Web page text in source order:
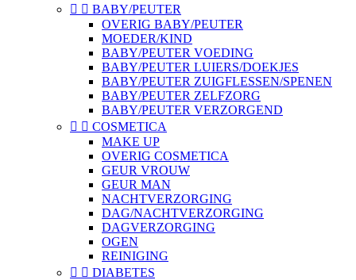
  BABY/PEUTER
OVERIG BABY/PEUTER
MOEDER/KIND
BABY/PEUTER VOEDING
BABY/PEUTER LUIERS/DOEKJES
BABY/PEUTER ZUIGFLESSEN/SPENEN
BABY/PEUTER ZELFZORG
BABY/PEUTER VERZORGEND
  COSMETICA
MAKE UP
OVERIG COSMETICA
GEUR VROUW
GEUR MAN
NACHTVERZORGING
DAG/NACHTVERZORGING
DAGVERZORGING
OGEN
REINIGING
  DIABETES